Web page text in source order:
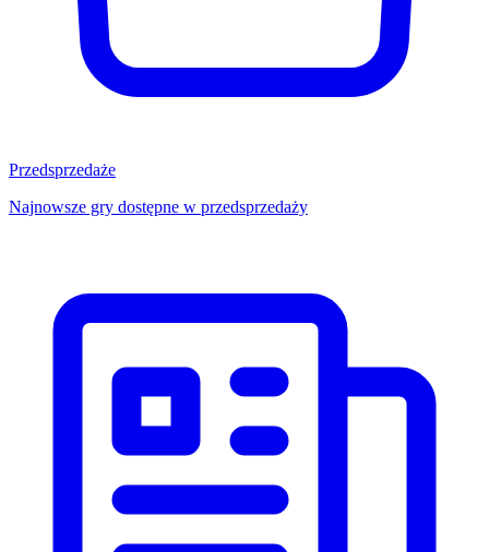
Przedsprzedaże
Najnowsze gry dostępne w przedsprzedaży